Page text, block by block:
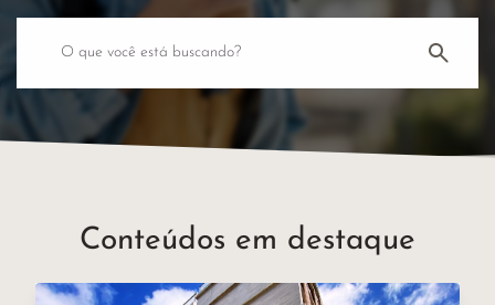
Conteúdos em destaque